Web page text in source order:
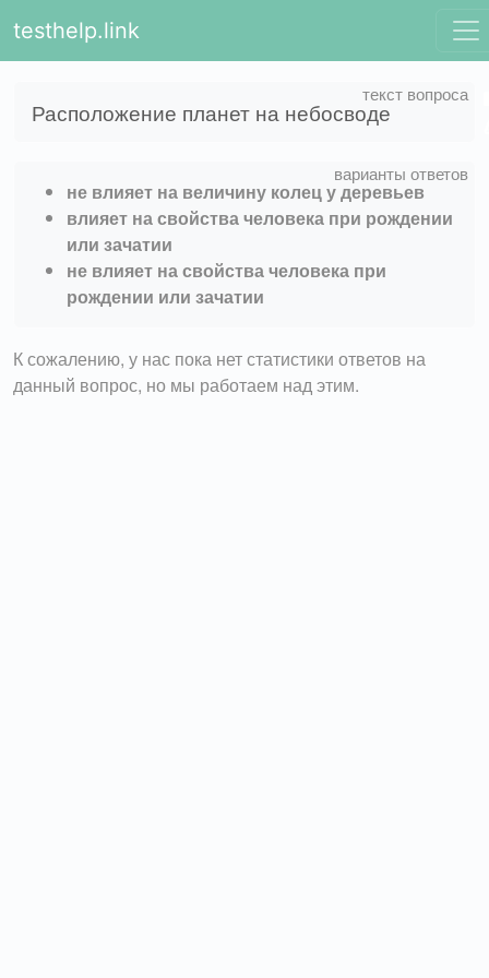
testhelp.link
Расположение планет на небосводе
не влияет на величину колец у деревьев
влияет на свойства человека при рождении
или зачатии
не влияет на свойства человека при
рождении или зачатии
К сожалению, у нас пока нет статистики ответов на
данный вопрос, но мы работаем над этим.